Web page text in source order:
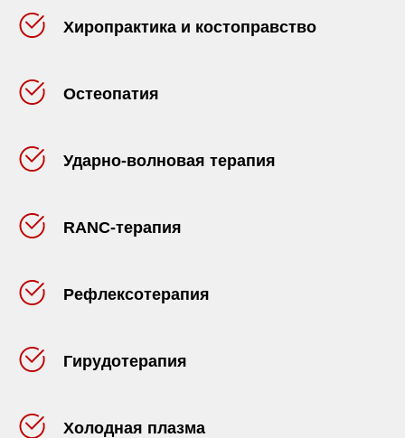
Хиропрактика и костоправство
Остеопатия
Ударно-волновая терапия
RANC-терапия
Рефлексотерапия
Гирудотерапия
Холодная плазма